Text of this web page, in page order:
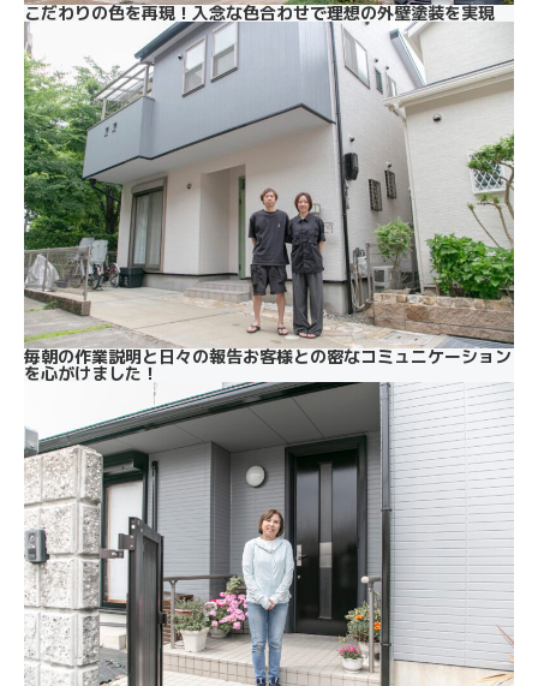
こだわりの色を再現！入念な色合わせで理想の外壁塗装を実現
毎朝の作業説明と日々の報告お客様との密なコミュニケーション
を心がけました！